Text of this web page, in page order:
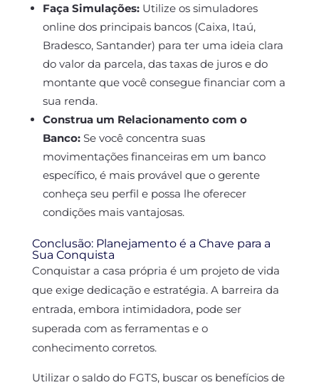
Faça Simulações:Utilize os simuladores
online dos principais bancos (Caixa, Itaú,
Bradesco, Santander) para ter uma ideia clara
do valor da parcela, das taxas de juros e do
montante que você consegue financiar com a
sua renda.
Construa um Relacionamento com o
Banco:Se você concentra suas
movimentações financeiras em um banco
específico, é mais provável que o gerente
conheça seu perfil e possa lhe oferecer
condições mais vantajosas.
Conclusão: Planejamento é a Chave para a
Sua Conquista
Conquistar a casa própria é um projeto de vida
que exige dedicação e estratégia. A barreira da
entrada, embora intimidadora, pode ser
superada com as ferramentas e o
conhecimento corretos.
Utilizar o saldo do FGTS, buscar os benefícios de